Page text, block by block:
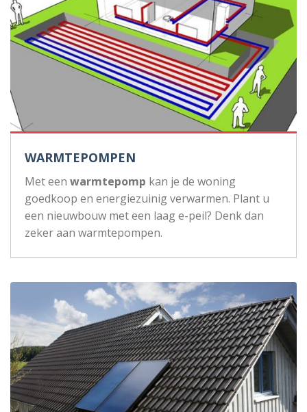
WARMTEPOMPEN
Met een warmtepomp kan je de woning
goedkoop en energiezuinig verwarmen. Plant u
een nieuwbouw met een laag e-peil? Denk dan
zeker aan warmtepompen.